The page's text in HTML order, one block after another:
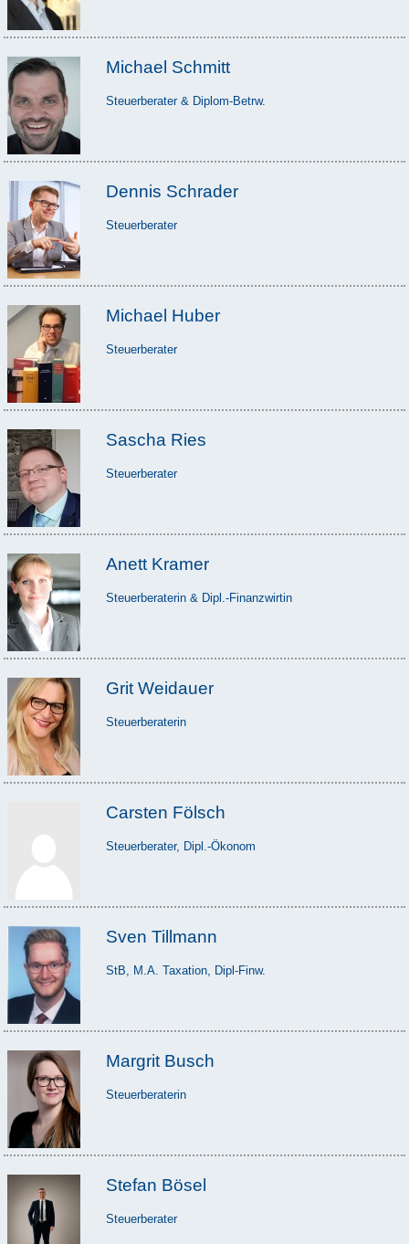
Michael Schmitt
Steuerberater & Diplom-Betrw.
Dennis Schrader
Steuerberater
Michael Huber
Steuerberater
Sascha Ries
Steuerberater
Anett Kramer
Steuerberaterin & Dipl.-Finanzwirtin
Grit Weidauer
Steuerberaterin
Carsten Fölsch
Steuerberater, Dipl.-Ökonom
Sven Tillmann
StB, M.A. Taxation, Dipl-Finw.
Margrit Busch
Steuerberaterin
Stefan Bösel
Steuerberater